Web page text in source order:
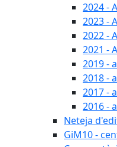
2024 -
2023 -
2022 -
2021 -
2019 -
2018 -
2017 -
2016 -
Neteja
GiM10 -